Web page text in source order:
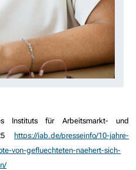
Instituts für Arbeitsmarkt- und
https://iab.de/presseinfo/10-jahre-
von-gefluechteten-naehert-sich-